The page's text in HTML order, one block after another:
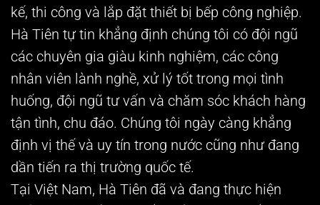
kế, thi công và lắp đặt thiết bị bếp công nghiệp.
Hà Tiên tự tin khẳng định chúng tôi có đội ngũ
các chuyên gia giàu kinh nghiệm, các công
nhân viên lành nghề, xử lý tốt trong mọi tình
huống, đội ngũ tư vấn và chăm sóc khách hàng
tận tình, chu đáo. Chúng tôi ngày càng khẳng
định vị thế và uy tín trong nước cũng như đang
dần tiến ra thị trường quốc tế.
Tại Việt Nam, Hà Tiên đã và đang thực hiện